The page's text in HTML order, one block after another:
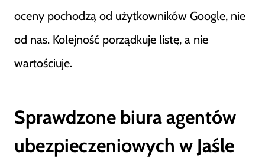
oceny pochodzą od użytkowników Google, nie
od nas. Kolejność porządkuje listę, a nie
wartościuje.
Sprawdzone biura agentów
ubezpieczeniowych w Jaśle